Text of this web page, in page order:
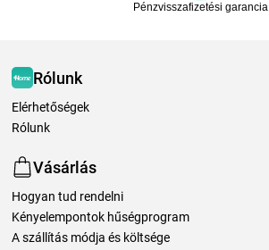
Pénzvisszafizetési garancia
Rólunk
Elérhetőségek
Rólunk
Vásárlás
Hogyan tud rendelni
Kényelempontok hűségprogram
A szállítás módja és költsége